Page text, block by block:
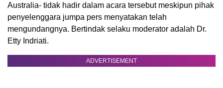
Australia- tidak hadir dalam acara tersebut meskipun pihak
penyelenggara jumpa pers menyatakan telah
mengundangnya. Bertindak selaku moderator adalah Dr.
Etty Indriati.
ADVERTISEMENT